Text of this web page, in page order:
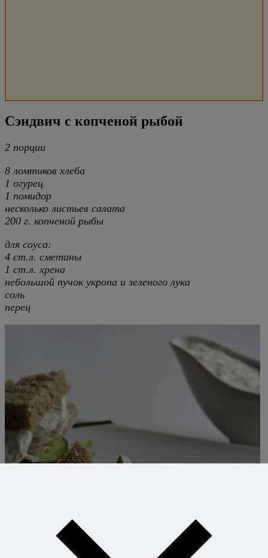
Сэндвич с копченой рыбой
2 порции
8 ломтиков хлеба
1 огурец
1 помидор
несколько листьев салата
200 г. копченой рыбы
для соуса:
4 ст.л. сметаны
1 ст.л. хрена
небольшой пучок укропа и зеленого лука
соль
перец